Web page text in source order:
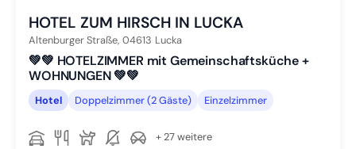
HOTEL ZUM HIRSCH IN LUCKA
Altenburger Straße, 04613 Lucka
💚💚 HOTELZIMMER mit Gemeinschaftsküche +
WOHNUNGEN 💚💚
Hotel Doppelzimmer (2 Gäste) Einzelzimmer
+ 27 weitere